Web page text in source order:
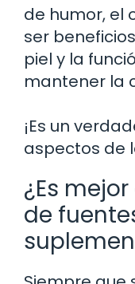
de humor, el
ser
piel y la
mantener la
¡Es un
aspectos de
¿Es
de